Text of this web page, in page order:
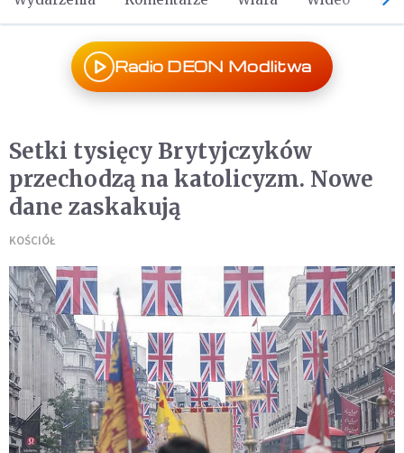
Radio DEON Modlitwa
Setki tysięcy Brytyjczyków
przechodzą na katolicyzm. Nowe
dane zaskakują
KOŚCIÓŁ